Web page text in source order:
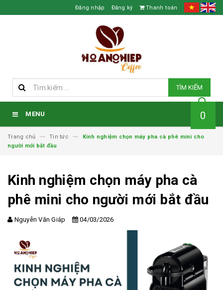
Đăng nhập Đăng ký Thanh toán
TÌM KIẾM
MENU 0
Trang chủ Tin tức
Kinh nghiệm chọn máy pha cà phê mini cho
người mới bắt đầu
Kinh nghiệm chọn máy pha cà
phê mini cho người mới bắt đầu
Nguyễn Văn Giáp 04/03/2026